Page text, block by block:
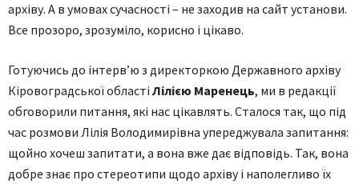
архіву. А в умовах сучасності – не заходив на сайт установи.
Все прозоро, зрозуміло, корисно і цікаво.
Готуючись до інтерв’ю з директоркою Державного архіву
Кіровоградської області Лілією Маренець, ми в редакції
обговорили питання, які нас цікавлять. Сталося так, що під
час розмови Лілія Володимирівна упереджувала запитання:
щойно хочеш запитати, а вона вже дає відповідь. Так, вона
добре знає про стереотипи щодо архіву і наполегливо їх